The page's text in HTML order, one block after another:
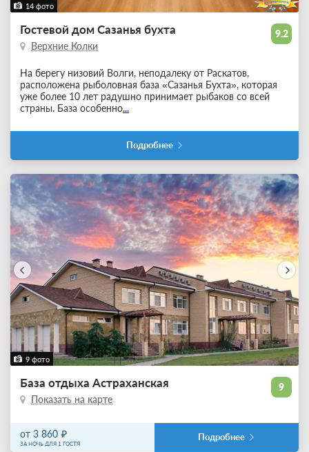
14 фото
9.2
Гостевой дом Сазанья бухта
Верхние Колки
На берегу низовий Волги, неподалеку от Раскатов,
расположена рыболовная база «Сазанья Бухта», которая
уже более 10 лет радушно принимает рыбаков со всей
страны. База особенно...
Подробнее
9 фото
9
База отдыха Астраханская
Показать на карте
от 3 860
ЗА НОЧЬ ДЛЯ 1 ГОСТЯ
Подробнее